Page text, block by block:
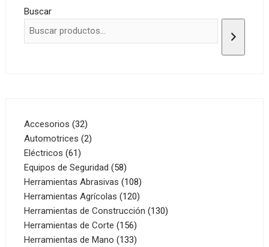
Buscar
Accesorios 3232
productos
Automotrices 22
Eléctricos 6161
productos
Equipos de Seguridad 5858
productos
Herramientas Abrasivas 108108
productos
Herramientas Agrícolas 120120
productos
Herramientas de Construcción 130130
Herramientas de Corte 156156
productos
Herramientas de Mano 133133